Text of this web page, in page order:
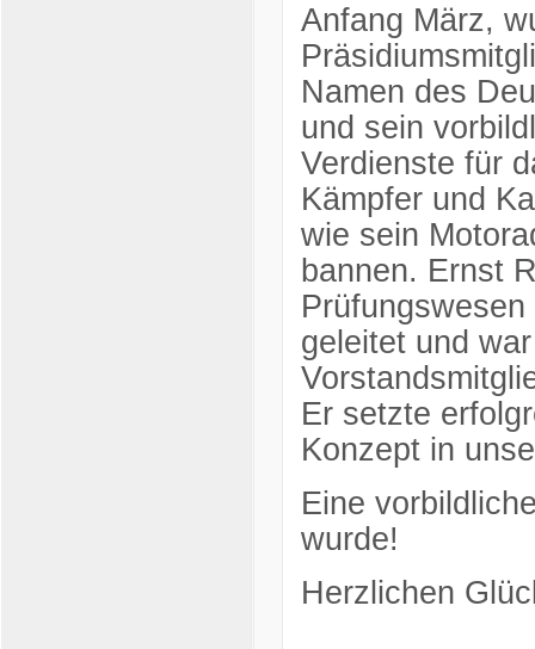
Anfang März,
Namen des
und sein
Verdienste für
Kämpfer und
wie sein
bannen. Ernst
geleitet und
Er setzte
Konzept in
Eine
wurde!
Herzlichen